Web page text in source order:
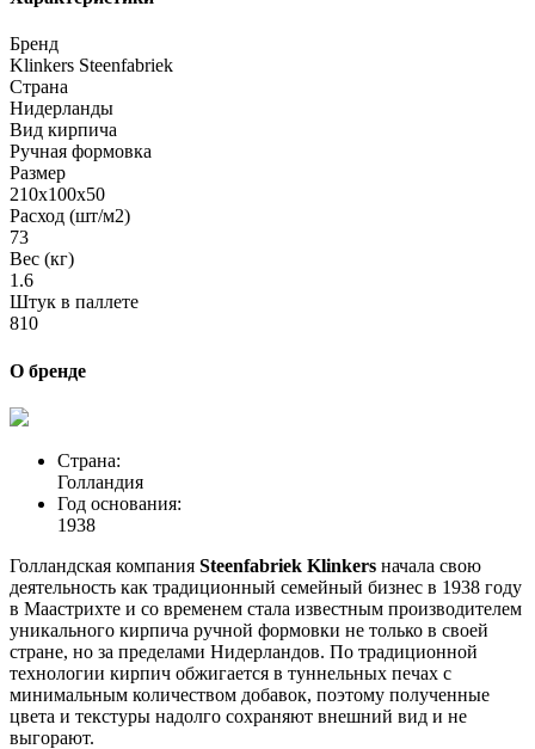
Бренд
Klinkers Steenfabriek
Страна
Нидерланды
Вид кирпича
Ручная формовка
Размер
210х100х50
Расход (шт/м2)
73
Вес (кг)
1.6
Штук в паллете
810
О бренде
Страна:
Голландия
Год основания:
1938
Голландская компания Steenfabriek Klinkers начала свою
деятельность как традиционный семейный бизнес в 1938 году
в Маастрихте и со временем стала известным производителем
уникального кирпича ручной формовки не только в своей
стране, но за пределами Нидерландов. По традиционной
технологии кирпич обжигается в туннельных печах с
минимальным количеством добавок, поэтому полученные
цвета и текстуры надолго сохраняют внешний вид и не
выгорают.